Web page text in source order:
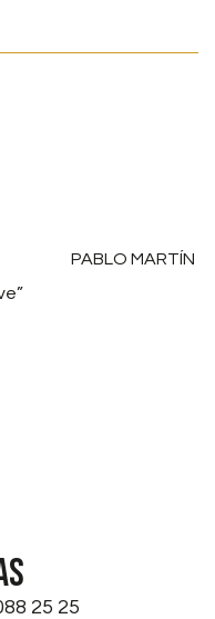
PABLO MARTÍN
25 25